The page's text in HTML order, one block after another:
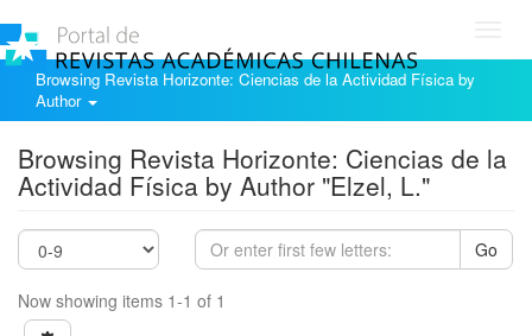
Browsing Revista Horizonte: Ciencias de la Actividad Física by
Author
Browsing Revista Horizonte: Ciencias de la
Actividad Física by Author "Elzel, L."
Go
Now showing items 1-1 of 1